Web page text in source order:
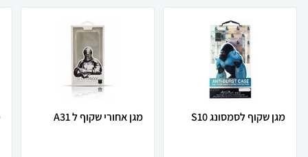
מגן שקוף לסמסונג S10 מגן אחורי שקוף ל A31